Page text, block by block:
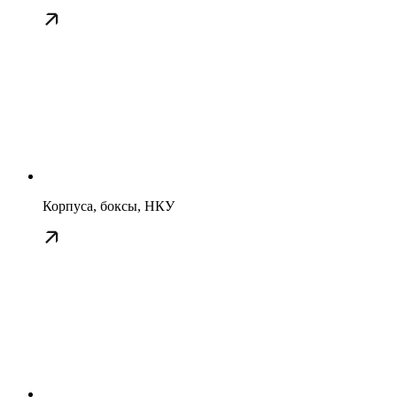
Корпуса, боксы, НКУ